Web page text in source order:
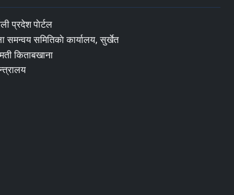
प्रदेश पाेर्टल
समन्वय समितिकाे कार्यालय, सुर्खेत
किताबखाना